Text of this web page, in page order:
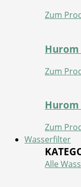
Zum
Hurom
Zum
Hurom
Zum
Wasserfilter
Alle